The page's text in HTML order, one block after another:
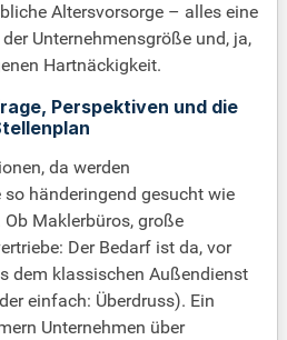
Altersvorsorge – alles eine
Unternehmensgröße und, ja,
Hartnäckigkeit.
Perspektiven und die
da werden
händeringend gesucht wie
Maklerbüros, große
Der Bedarf ist da, vor
dem klassischen Außendienst
einfach: Überdruss). Ein
Unternehmen über